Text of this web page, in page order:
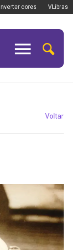
Inverter cores VLibras
Voltar